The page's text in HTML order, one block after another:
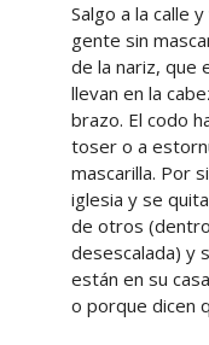
Salgo a la calle
gente sin
de la nariz, que
llevan en la
brazo. El codo
toser o a
mascarilla. Por
iglesia y se
de otros
desescalada) y
están en su
o porque dicen